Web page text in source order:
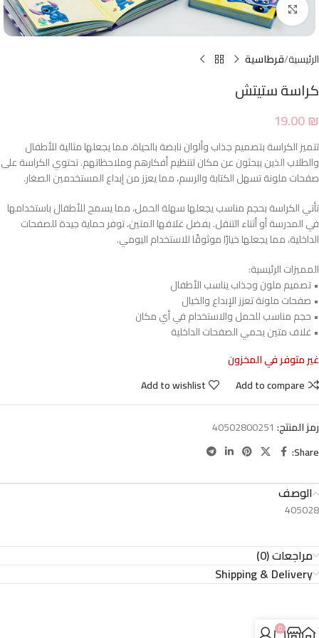
Click to enlarge
الرئيسية قرطاسية
كراسة ستيتش
19.00₪
تتميز الكراسة بتصميم جذاب وألوان نابضة بالحياة، مما يجعلها مثالية للأطفال
والطلاب الذين يبحثون عن مكان لتنظيم أفكارهم وملاحظاتهم. تحتوي الكراسة على
صفحات ملونة تسهل الكتابة والرسم، مما يعزز من إبداع المستخدمين الصغار.
تأتي الكراسة بحجم مناسب يجعلها سهلة الحمل، مما يسمح للأطفال باستخدامها
في المدرسة أو أثناء التنقل. بفضل غلافها المتين، توفر حماية جيدة للصفحات
الداخلية، مما يجعلها خيارًا موثوقًا للاستخدام اليومي.
المميزات الرئيسية:
• تصميم ملون وجذاب يناسب الأطفال
• صفحات ملونة تعزز الإبداع والخيال
• حجم مناسب للحمل والاستخدام في أي مكان
• غلاف متين يحمي الصفحات الداخلية
غير متوفر في المخزون
Add to compare
Add to wishlist
رمز المنتج: 40502800251
Share:
الوصف
405028
مراجعات (0)
Shipping & Delivery
0